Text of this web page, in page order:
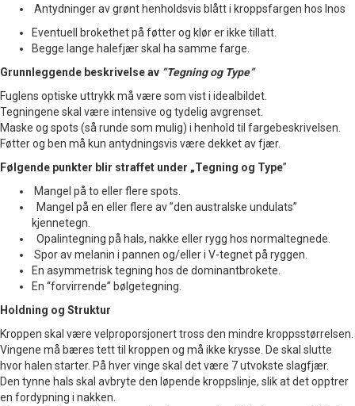
Antydninger av grønt henholdsvis blått i kroppsfargen hos Inos
Eventuell brokethet på føtter og klør er ikke tillatt.
Begge lange halefjær skal ha samme farge.
Grunnleggende beskrivelse av ”Tegning og Type”
Fuglens optiske uttrykk må være som vist i idealbildet.
Tegningene skal være intensive og tydelig avgrenset.
Maske og spots (så runde som mulig) i henhold til fargebeskrivelsen.
Føtter og ben må kun antydningsvis være dekket av fjær.
Følgende punkter blir straffet under „Tegning og Type”
Mangel på to eller flere spots.
Mangel på en eller flere av ”den australske undulats”
kjennetegn.
Opalintegning på hals, nakke eller rygg hos normaltegnede.
Spor av melanin i pannen og/eller i V-tegnet på ryggen.
En asymmetrisk tegning hos de dominantbrokete.
En “forvirrende” bølgetegning.
Holdning og Struktur
Kroppen skal være velproporsjonert tross den mindre kroppsstørrelsen.
Vingene må bæres tett til kroppen og må ikke krysse. De skal slutte
hvor halen starter. På hver vinge skal det være 7 utvokste slagfjær.
Den tynne hals skal avbryte den løpende kroppslinje, slik at det opptrer
en fordypning i nakken.